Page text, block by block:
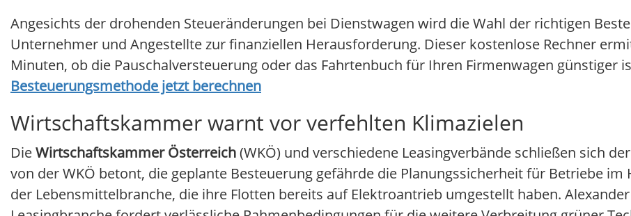
Angesichts der drohenden Steueränderungen bei Dienstwagen wird die Wahl der richtigen
Unternehmer und Angestellte zur finanziellen Herausforderung. Dieser kostenlose Rechner
Minuten, ob die Pauschalversteuerung oder das Fahrtenbuch für Ihren Firmenwagen günstiger
Besteuerungsmethode jetzt berechnen
Wirtschaftskammer warnt vor verfehlten Klimazielen
DieWirtschaftskammer Österreich(WKÖ) und verschiedene Leasingverbände schließen sich
von der WKÖ betont, die geplante Besteuerung gefährde die Planungssicherheit für Betriebe im
der Lebensmittelbranche, die ihre Flotten bereits auf Elektroantrieb umgestellt haben.